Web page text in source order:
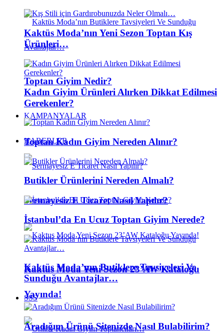
Toptan Giyim Nedir?
KAMPANYALAR
HABERLER
Sermayesiz E Ticaret Nasıl Yapılır?
Kaktus Moda Yeni Sezon 23’AW Kataloğu
Yayında!
Kaktüs Moda’nın Yeni Sezon Toptan Kış
Ürünleri…
Kadın Giyim Ürünleri Alırken Dikkat Edilmesi
Gerekenler?
Toptan Kadın Giyim Nereden Alınır?
Butikler Ürünlerini Nereden Almalı?
İstanbul’da En Ucuz Toptan Giyim Nerede?
Kaktüs Moda’nın Butiklere Tavsiyeleri Ve
Sunduğu Avantajlar…
SSS
Aradığım Ürünü Sitenizde Nasıl Bulabilirim?